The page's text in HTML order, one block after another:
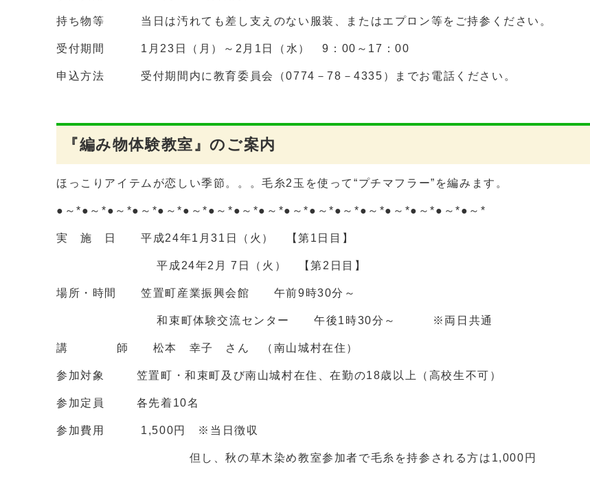
持ち物等 当日は汚れても差し支えのない服装、またはエプロン等をご持参ください。
受付期間 1月23日（月）～2月1日（水） 9：00～17：00
申込方法 受付期間内に教育委員会（0774－78－4335）までお電話ください。
『編み物体験教室』のご案内
ほっこりアイテムが恋しい季節。。。毛糸2玉を使って“プチマフラー”を編みます。
●～*●～*●～*●～*●～*●～*●～*●～*●～*●～*●～*●～*●～*●～*●～*●～*●～*
実 施 日 平成24年1月31日（火） 【第1日目】
平成24年2月 7日（火） 【第2日目】
場所・時間 笠置町産業振興会館 午前9時30分～
和束町体験交流センター 午後1時30分～ ※両日共通
講 師 松本 幸子 さん （南山城村在住）
参加対象 笠置町・和束町及び南山城村在住、在勤の18歳以上（高校生不可）
参加定員 各先着10名
参加費用 1,500円 ※当日徴収
但し、秋の草木染め教室参加者で毛糸を持参される方は1,000円